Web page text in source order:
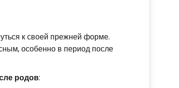
к своей прежней форме.
особенно в период после
родов: